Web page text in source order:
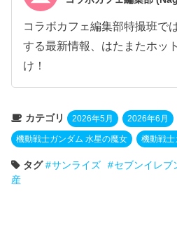
コラボカフェ編集部特撮班で
する最新情報、はたまたホッ
け！
カテゴリ 2026年5月 2026年6月
機動戦士ガンダム 水星の魔女 機動戦
タグ サンライズ セブンイレブ
産